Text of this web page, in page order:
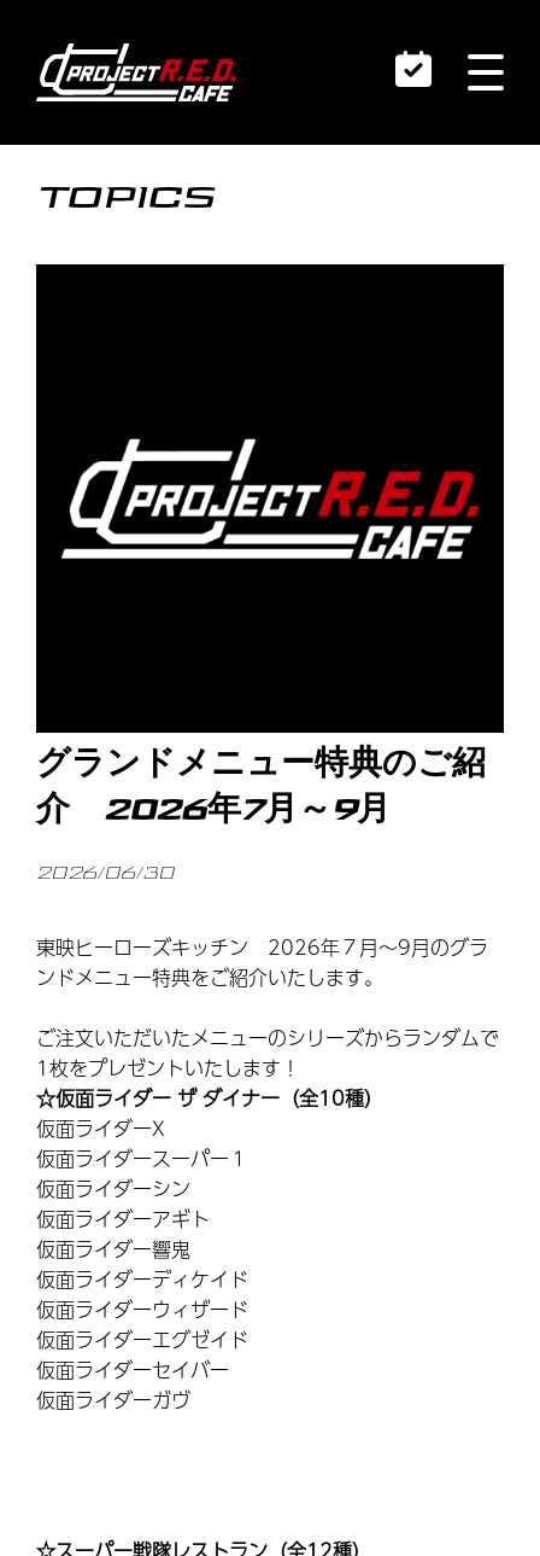
TOPICS
グランドメニュー特典のご紹
介 2026年7月～9月
2026/06/30
東映ヒーローズキッチン 2026年７月～9月のグラ
ンドメニュー特典をご紹介いたします。
ご注文いただいたメニューのシリーズからランダムで
1枚をプレゼントいたします！
☆仮面ライダー ザ ダイナー（全10種）
仮面ライダーX
仮面ライダースーパー１
仮面ライダーシン
仮面ライダーアギト
仮面ライダー響鬼
仮面ライダーディケイド
仮面ライダーウィザード
仮面ライダーエグゼイド
仮面ライダーセイバー
仮面ライダーガヴ